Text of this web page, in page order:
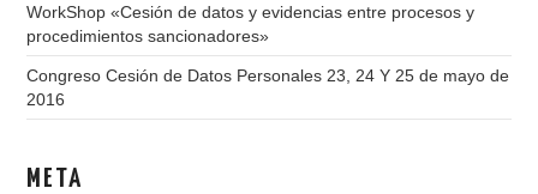
WorkShop «Cesión de datos y evidencias entre procesos y
procedimientos sancionadores»
Congreso Cesión de Datos Personales 23, 24 Y 25 de mayo de
2016
META